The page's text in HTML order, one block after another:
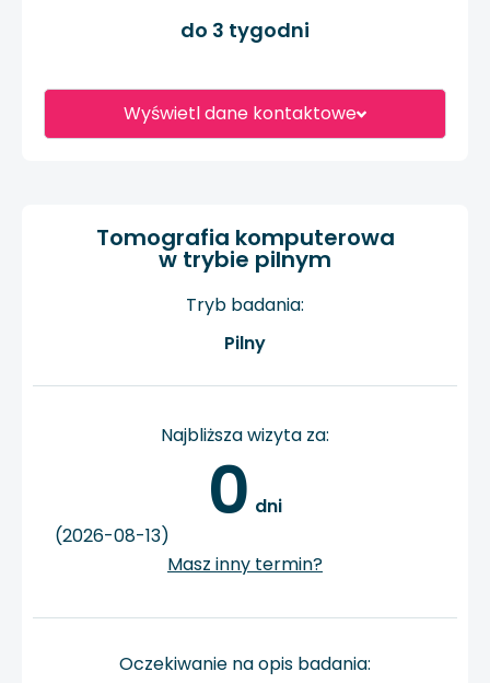
Wyświetl dane kontaktowe
do 3 tygodni
Tomografia komputerowa
w trybie pilnym
Tryb badania:
Pilny
Najbliższa wizyta za:
0 dni
(2026-08-13)
Masz inny termin?
Oczekiwanie na opis badania: